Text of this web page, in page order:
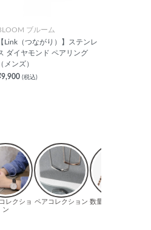
ブルーム
【Link（つながり）】ステンレ
ダイヤモンド ペアリング
（メンズ）
(税込)